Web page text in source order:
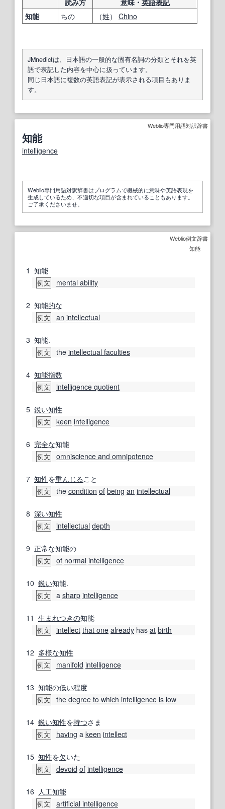
知能
ちの （姓） Chino
JMnedictは、日本語の一般的な固有名詞の分類とそれを英
語で表記した内容を中心に扱っています。
同じ日本語に複数の英語表記が表示される項目もありま
す。
Weblio専門用語対訳辞書
知能
intelligence
Weblio専門用語対訳辞書はプログラムで機械的に意味や英語表現を
生成しているため、不適切な項目が含まれていることもあります。
ご了承くださいませ。
Weblio例文辞書
知能
1 知能
例文 mental ability
2 知能的な
例文 an intellectual
3 知能.
例文 the intellectual faculties
4 知能指数
例文 intelligence quotient
5 鋭い知性
例文 keen intelligence
6 完全な知能
例文 omniscience and omnipotence
7 知性を重んじる こと
例文 the condition of being an intellectual
8 深い知性
例文 intellectual depth
9 正常な知能の
例文 of normal intelligence
10 鋭い知能.
例文 a sharp intelligence
11 生まれつきの知能
例文 intellect that one already has at birth
12 多様な知性
例文 manifold intelligence
13 知能の低い程度
例文 the degree to which intelligence is low
14 鋭い知性を持つさま
例文 having a keen intellect
15 知性を欠いた
例文 devoid of intelligence
16 人工知能
例文 artificial intelligence